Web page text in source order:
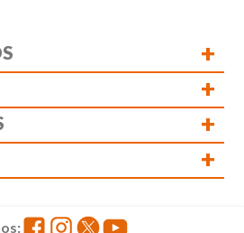
+
+
+
+